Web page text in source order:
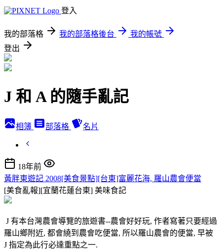
登入
我的部落格 我的部落格後台
我的帳號
登出
J 和 A 的隨手亂記
相簿 部落格 名片
18年前
黃胖東遊記 2008[美食景點][台東]富麗花海, 羅山農會便當
[美食亂報][宜蘭花蓮台東] 美味食記
J 有本台灣農會導覽的旅遊書--農會好好玩, 作者寫著只要經過
羅山鄉附近, 都會繞到農會吃便當, 所以羅山農會的便當, 早被
J 指定為此行必達重點之一.